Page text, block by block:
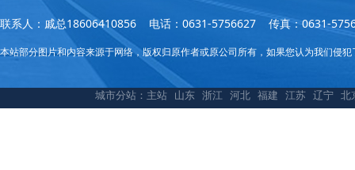
联系人：戚总18606410856 电话：0631-5756627 传真：0631-
本站部分图片和内容来源于网络，版权归原作者或原公司所有，如果您认为我们侵
城市分站： 主站 山东 浙江 河北 福建 江苏 辽宁 北